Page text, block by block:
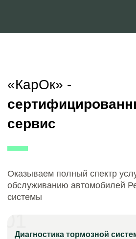
«КарОк» -
сервис
Оказываем полный спектр
обслуживанию автомобилей
системы
Диагностика тормозной